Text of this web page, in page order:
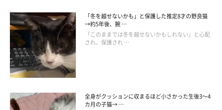
「冬を越せないかも」と保護した推定8才の野良猫
→約5年後、腕 …
「このままでは冬を越せないかもしれない」と心配
され、保護され …
全身がクッションに収まるほど小さかった生後3～4
カ月の子猫→ …